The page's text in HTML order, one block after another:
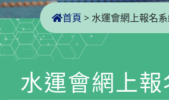
首頁 >水運會網上報名
水運會網上